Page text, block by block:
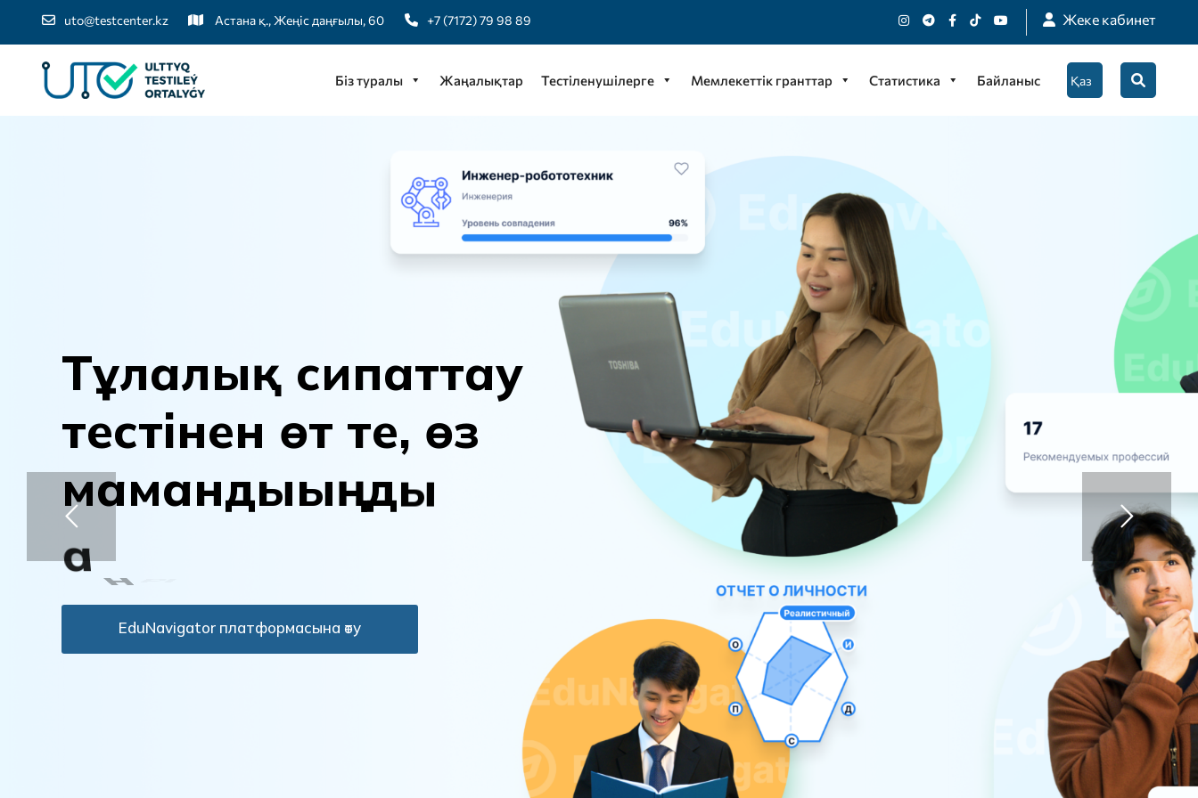
uto@testcenter.kz Астана қ., Жеңіс даңғылы, 60 +7 (7172) 79 98 89 Жеке кабинет
Біз туралы Жаңалықтар Тестіленушілерге Мемлекеттік гранттар Статистика Байланыс
Тұлалық сипаттау
тестінен өт те, өз
мамандыыңды
ан
EduNavigator платформасына өту